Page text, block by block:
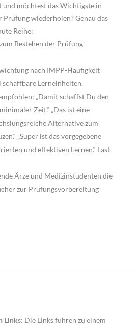
und möchtest das Wichtigste in
wiederholen? Genau das
Reihe:
Bestehen der Prüfung
nach IMPP-Häufigkeit
Lerneinheiten.
„Damit schaffst Du den
Zeit.“ „Das ist eine
Alternative zum
„Super ist das vorgegebene
und effektiven Lernen.“ Last
Ärze und Medizinstudenten die
zur Prüfungsvorbereitung
Links: Die Links führen zu einem